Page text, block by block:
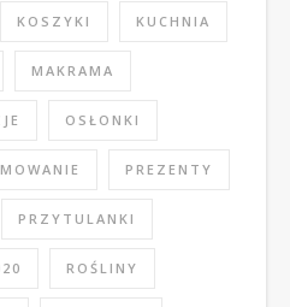
KOSZYKI KUCHNIA
MAKRAMA
OSŁONKI
PREZENTY
PRZYTULANKI
ROŚLINY